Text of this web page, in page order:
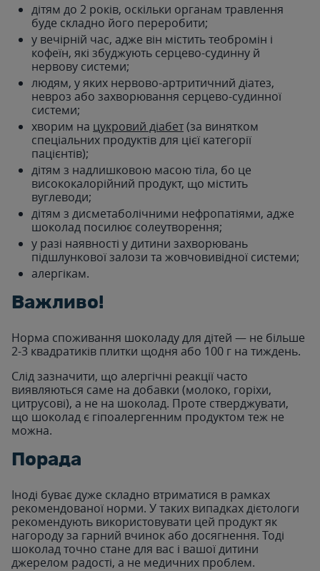
дітям до 2 років, оскільки органам травлення
буде складно його переробити;
у вечірній час, адже він містить теобромін і
кофеїн, які збуджують серцево-судинну й
нервову системи;
людям, у яких нервово-артритичний діатез,
невроз або захворювання серцево-судинної
системи;
хворим на цукровий діабет(за винятком
спеціальних продуктів для цієї категорії
пацієнтів);
дітям з надлишковою масою тіла, бо це
висококалорійний продукт, що містить
вуглеводи;
дітям з дисметаболічними нефропатіями, адже
шоколад посилює солеутворення;
у разі наявності у дитини захворювань
підшлункової залози та жовчовивідної системи;
алергікам.
Важливо!
Норма споживання шоколаду для дітей — не більше
2-3 квадратиків плитки щодня або 100 г на тиждень.
Слід зазначити, що алергічні реакції часто
виявляються саме на добавки (молоко, горіхи,
цитрусові), а не на шоколад. Проте стверджувати,
що шоколад є гіпоалергенним продуктом теж не
можна.
Порада
Іноді буває дуже складно втриматися в рамках
рекомендованої норми. У таких випадках дієтологи
рекомендують використовувати цей продукт як
нагороду за гарний вчинок або досягнення. Тоді
шоколад точно стане для вас і вашої дитини
джерелом радості, а не медичних проблем.